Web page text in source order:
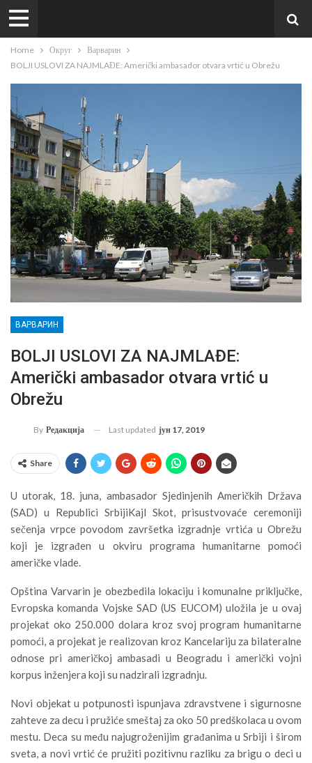
Home Округ
Варварин
BOLJI USLOVI ZA NAJMLAĐE: Američki ambasador otvara vrtić u Obrežu
ВАРВАРИН
BOLJI USLOVI ZA NAJMLAĐE:
Američki ambasador otvara vrtić u
Obrežu
By Редакција Last updated јун 17, 2019
Share
U utorak, 18. juna, ambasador Sjedinjenih Američkih Država
(SAD) u Republici SrbijiKajl Skot, prisustvovaće ceremoniji
sečenja vrpce povodom završetka izgradnje vrtića u Obrežu
koji je izgrađen u okviru programa humanitarne pomoći
američke vlade.
Opština Varvarin je obezbedila lokaciju i komunalne priključke,
Evropska komanda Vojske SAD (US EUCOM) uložila je u ovaj
projekat oko 250.000 dolara kroz svoj program humanitarne
pomoći, a projekat je realizovan kroz Kancelariju za bilateralne
odnose pri američkoj ambasadi u Beogradu i američki vojni
korpus inženjera koji su nadzirali izgradnju.
Novi objekat u potpunosti ispunjava zdravstvene i sigurnosne
zahteve za decu i pružiće smeštaj za oko 50 predškolaca u ovom
mestu. Deca su među najugroženijim građanima u Srbiji i širom
sveta, a novi vrtić će pružiti pozitivnu razliku za brigu o deci u